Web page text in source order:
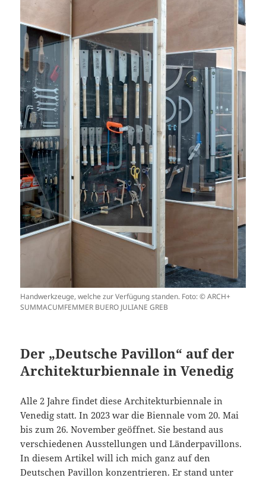
Handwerkzeuge, welche zur Verfügung standen. Foto: © ARCH+
SUMMACUMFEMMER BUERO JULIANE GREB
Der „Deutsche Pavillon“ auf der
Architekturbiennale in Venedig
Alle 2 Jahre findet diese Architekturbiennale in
Venedig statt. In 2023 war die Biennale vom 20. Mai
bis zum 26. November geöffnet. Sie bestand aus
verschiedenen Ausstellungen und Länderpavillons.
In diesem Artikel will ich mich ganz auf den
Deutschen Pavillon konzentrieren. Er stand unter